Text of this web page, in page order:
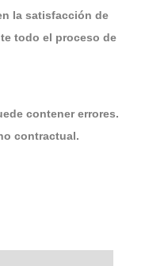
la satisfacción de
todo el proceso de
contener errores.
contractual.